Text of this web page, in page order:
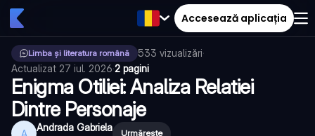
Accesează aplicația
Limba și literatura română 533 vizualizări·
Actualizat 27 iul. 2026·2 pagini
Enigma Otiliei: Analiza Relatiei
Dintre Personaje
A Andrada Gabriela Urmărește